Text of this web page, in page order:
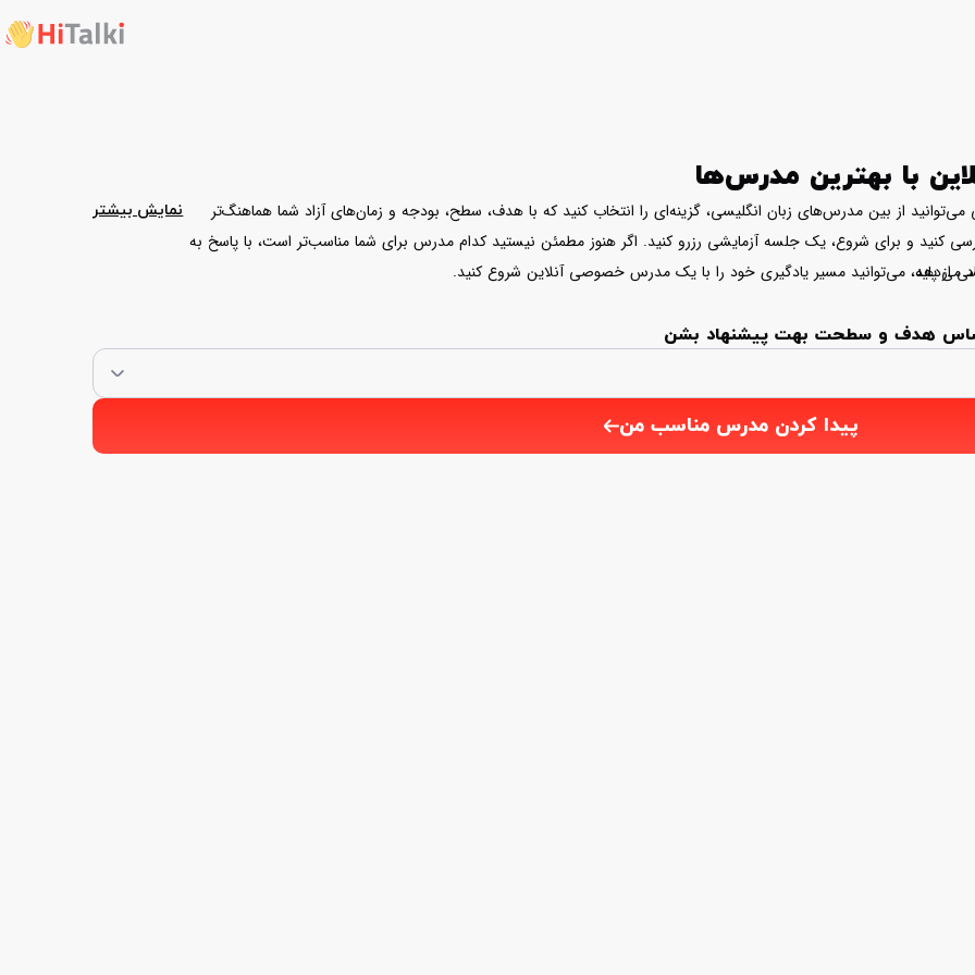
با بهترین مدرس‌ها
از بین مدرس‌های زبان انگلیسی، گزینه‌ای را انتخاب کنید که با هدف، سطح، بودجه و زمان‌های آزاد شما هماهنگ‌تر
کنید و برای شروع، یک جلسه آزمایشی رزرو کنید. اگر هنوز مطمئن نیستید کدام مدرس برای شما مناسب‌تر است، با پاسخ به
می‌دهد.
از پایه، می‌توانید مسیر یادگیری خود را با یک مدرس خصوصی آنلاین شروع کنید.
نمایش بیشتر
اساس هدف و سطحت بهت پیشنهاد بشن
پیدا کردن مدرس مناسب من